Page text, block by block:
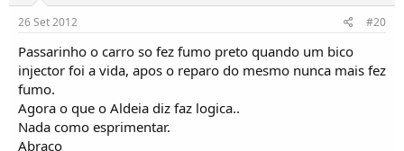
26 Set 2012 #20
Passarinho o carro so fez fumo preto quando um bico
injector foi a vida, apos o reparo do mesmo nunca mais fez
fumo.
Agora o que o Aldeia diz faz logica..
Nada como esprimentar.
Abraço